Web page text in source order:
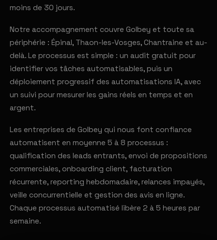
moins de 30 jours.
Notre accompagnement couvre Golbey et toute sa
périphérie : Épinal, Thaon-les-Vosges, Chantraine et au-
delà. Le processus est simple : un audit gratuit pour
identifier vos tâches automatisables, puis un
déploiement progressif des automatisations IA, avec
un suivi pour mesurer les gains réels en temps et en
argent.
Les entreprises de Golbey qui nous font confiance
automatisent en moyenne 5 à 8 processus :
qualification des leads entrants, envoi de propositions
commerciales, onboarding client, facturation
récurrente, reporting hebdomadaire, relances impayés,
veille concurrentielle et gestion des avis en ligne.
Chaque processus automatisé libère 2 à 5 heures par
semaine.